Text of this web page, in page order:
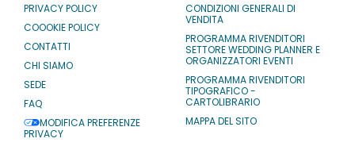
PRIVACY POLICY
COOOKIE POLICY
CONTATTI
CHI SIAMO
SEDE
FAQ
MODIFICA PREFERENZE
PRIVACY
CONDIZIONI GENERALI DI
VENDITA
PROGRAMMA RIVENDITORI
SETTORE WEDDING PLANNER E
ORGANIZZATORI EVENTI
PROGRAMMA RIVENDITORI
TIPOGRAFICO -
CARTOLIBRARIO
MAPPA DEL SITO